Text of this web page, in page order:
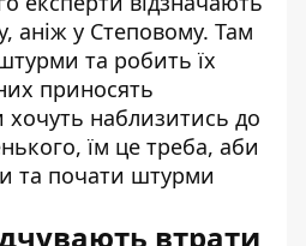
аніж у Степовому. Там
та робить їх
приносять
хочуть наблизитись до
їм це треба, аби
та почати штурми
втрати